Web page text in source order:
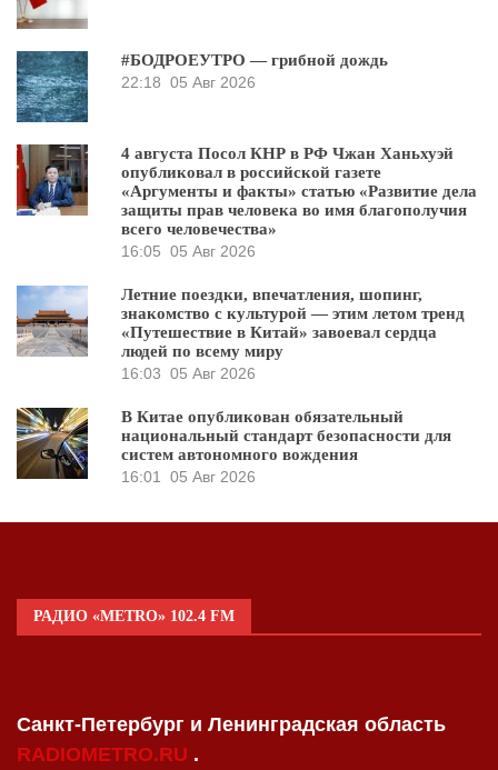
#БОДРОЕУТРО — грибной дождь
22:18 05 Авг 2026
4 августа Посол КНР в РФ Чжан Ханьхуэй
опубликовал в российской газете
«Аргументы и факты» статью «Развитие дела
защиты прав человека во имя благополучия
всего человечества»
16:05 05 Авг 2026
Летние поездки, впечатления, шопинг,
знакомство с культурой — этим летом тренд
«Путешествие в Китай» завоевал сердца
людей по всему миру
16:03 05 Авг 2026
В Китае опубликован обязательный
национальный стандарт безопасности для
систем автономного вождения
16:01
05 Авг 2026
РАДИО «METRO» 102.4 FM
Санкт-Петербург и Ленинградская область
RADIOMETRO.RU .